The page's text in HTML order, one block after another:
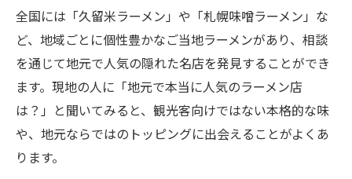
全国には「久留米ラーメン」や「札幌味噌ラーメン」な
ど、地域ごとに個性豊かなご当地ラーメンがあり、相談
を通じて地元で人気の隠れた名店を発見することができ
ます。現地の人に「地元で本当に人気のラーメン店
は？」と聞いてみると、観光客向けではない本格的な味
や、地元ならではのトッピングに出会えることがよくあ
ります。